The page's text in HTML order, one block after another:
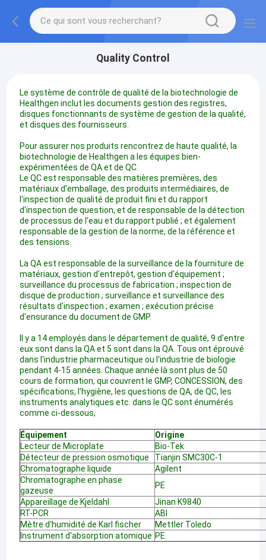
Quality Control
Le système de contrôle de qualité de la biotechnologie de
Healthgen inclut les documents gestion des registres,
disques fonctionnants de système de gestion de la qualité,
et disques des fournisseurs.
Pour assurer nos produits rencontrez de haute qualité, la
biotechnologie de Healthgen a les équipes bien-
expérimentées de QA et de QC.
Le QC est responsable des matières premières, des
matériaux d'emballage, des produits intermédiaires, de
l'inspection de qualité de produit fini et du rapport
d'inspection de question, et de responsable de la détection
de processus de l'eau et du rapport publié ; et également
responsable de la gestion de la norme, de la référence et
des tensions.
La QA est responsable de la surveillance de la fourniture de
matériaux, gestion d'entrepôt, gestion d'équipement ;
surveillance du processus de fabrication ; inspection de
disque de production ; surveillance et surveillance des
résultats d'inspection ; examen ; exécution précise
d'ensurance du document de GMP.
Il y a 14 employés dans le département de qualité, 9 d'entre
eux sont dans la QA et 5 sont dans la QA. Tous ont éprouvé
dans l'industrie pharmaceutique ou l'industrie de biologie
pendant 4-15 années. Chaque année là sont plus de 50
cours de formation, qui couvrent le GMP, CONCESSION, des
spécifications, l'hygiène, les questions de QA, de QC, les
instruments analytiques etc. dans le QC sont énumérés
comme ci-dessous,
Équipement
Origine
Lecteur de Microplate
Bio-Tek
Détecteur de pression osmotique
Tianjin SMC30C-1
Chromatographe liquide
Agilent
Chromatographe en phase
gazeuse
PE
Appareillage de Kjeldahl
Jinan K9840
RT-PCR
ABI
Mètre d'humidité de Karl fischer
Mettler Toledo
Instrument d'absorption atomique PE